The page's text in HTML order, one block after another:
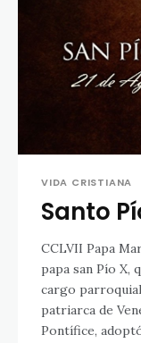
VIDA CRISTIANA
Santo
CCLVII Papa
papa san Pío X,
cargo
patriarca de
Pontífice,